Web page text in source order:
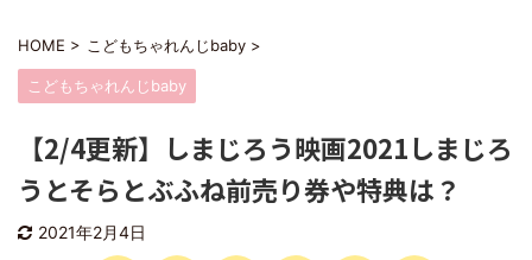
HOME > こどもちゃれんじbaby >
こどもちゃれんじbaby
【2/4更新】しまじろう映画2021しまじろ
うとそらとぶふね前売り券や特典は？
2021年2月4日